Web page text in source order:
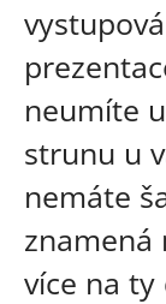
neumíte
strunu u
nemáte
znamená
více na ty